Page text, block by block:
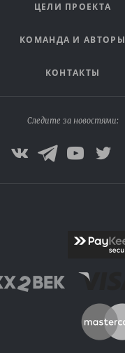
ЦЕЛИ ПРОЕКТА
КОМАНДА И АВТОРЫ
КОНТАКТЫ
Следите за новостями: